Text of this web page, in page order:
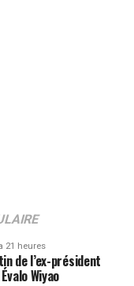
21 heures
de l’ex-président
Wiyao